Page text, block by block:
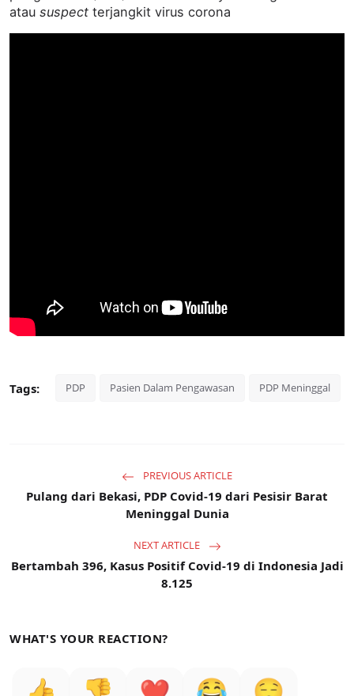
atau suspect terjangkit virus corona
Tags: PDP Pasien Dalam Pengawasan PDP Meninggal
PREVIOUS ARTICLE
Pulang dari Bekasi, PDP Covid-19 dari Pesisir Barat
Meninggal Dunia
NEXT ARTICLE
Bertambah 396, Kasus Positif Covid-19 di Indonesia Jadi
8.125
WHAT'S YOUR REACTION?